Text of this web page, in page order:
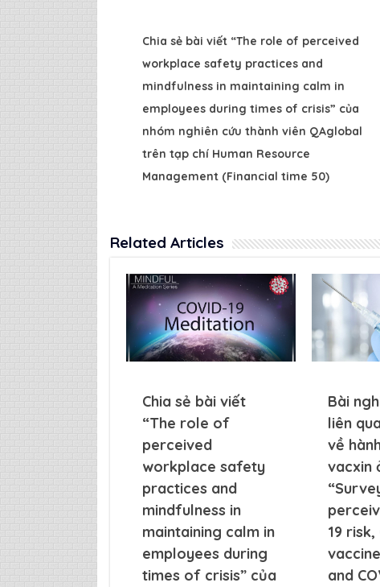
Chia sẻ bài viết “The role of perceived
workplace safety practices and
mindfulness in maintaining calm in
employees during times of crisis” của
nhóm nghiên cứu thành viên QAglobal
trên tạp chí Human Resource
Management (Financial time 50)
Related Articles
Chia sẻ bài viết
“The role of
perceived
workplace safety
practices and
mindfulness in
maintaining calm in
employees during
times of crisis” của
Bài
liên
về
vacxin
19 risk,
and